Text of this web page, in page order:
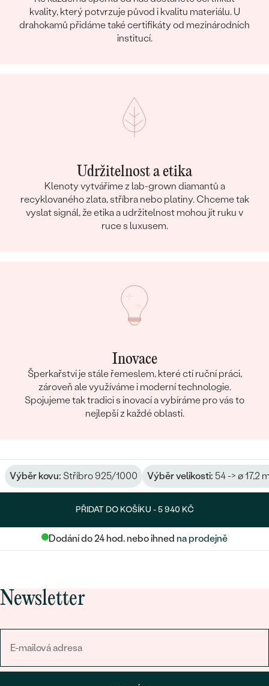
kvality, který potvrzuje původ i kvalitu materiálu. U
drahokamů přidáme také certifikáty od mezinárodních
institucí.
Udržitelnost a etika
Klenoty vytváříme z lab-grown diamantů a
recyklovaného zlata, stříbra nebo platiny. Chceme tak
vyslat signál, že etika a udržitelnost mohou jít ruku v
ruce s luxusem.
Inovace
Šperkařství je stále řemeslem, které ctí ruční práci,
zároveň ale využíváme i moderní technologie.
Spojujeme tak tradici s inovací a vybíráme pro vás to
nejlepší z každé oblasti.
Výběr kovu: Stříbro 925/1000 Výběr velikosti: 54 -> ø 17,2
PŘIDAT DO KOŠÍKU -5 940 KČ
Dodání do 24 hod. nebo ihned na prodejně
Newsletter